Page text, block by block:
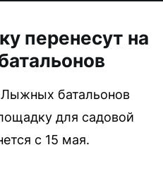
перенесут на
батальонов
для садовой
с 15 мая.